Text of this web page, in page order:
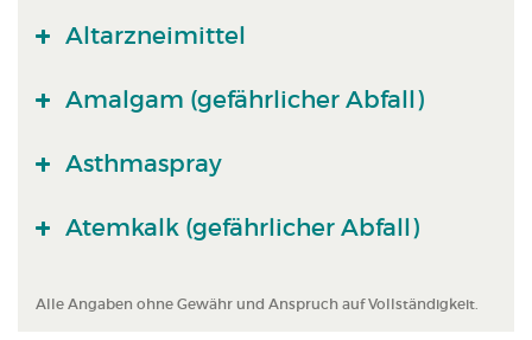
Altarzneimittel
Amalgam (gefährlicher Abfall)
Asthmaspray
Atemkalk (gefährlicher Abfall)
Alle Angaben ohne Gewähr und Anspruch auf Vollständigkeit.